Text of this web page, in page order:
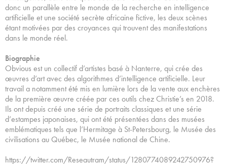
donc un parallèle entre le monde de la recherche en intelligence
artificielle et une société secrète africaine fictive, les deux scènes
étant motivées par des croyances qui trouvent des manifestations
dans le monde réel.
Biographie
Obvious est un collectif d’artistes basé à Nanterre, qui crée des
œuvres d’art avec des algorithmes d’intelligence artificielle. Leur
travail a notamment été mis en lumière lors de la vente aux enchères
de la première œuvre créée par ces outils chez Christie’s en 2018.
Ils ont depuis créé une série de portraits classiques et une série
d’estampes japonaises, qui ont été présentées dans des musées
emblématiques tels que l’Hermitage à St-Petersbourg, le Musée des
civilisations au Québec, le Musée national de Chine.
https://twitter.com/Reseautram/status/1280774089242750976?